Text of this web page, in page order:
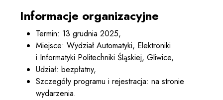
Informacje organizacyjne
Termin: 13 grudnia 2025,
Miejsce: Wydział Automatyki, Elektroniki
i Informatyki Politechniki Śląskiej, Gliwice,
Udział: bezpłatny,
Szczegóły programu i rejestracja: na stronie
wydarzenia.